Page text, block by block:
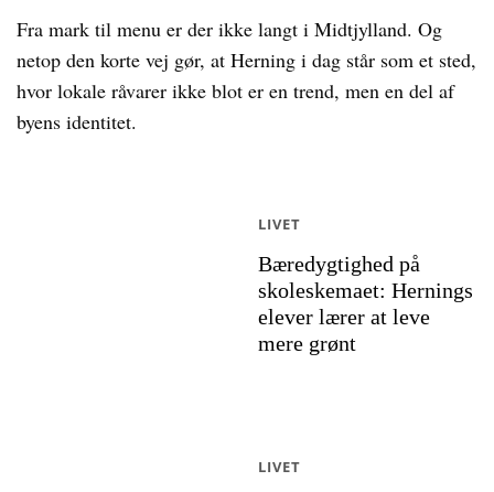
Fra mark til menu er der ikke langt i Midtjylland. Og
netop den korte vej gør, at Herning i dag står som et sted,
hvor lokale råvarer ikke blot er en trend, men en del af
byens identitet.
Bæredygtighed på
skoleskemaet: Hernings
elever lærer at leve
mere grønt
LIVET
LIVET